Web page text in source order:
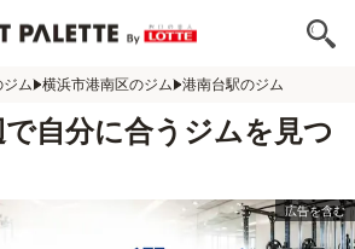
ム 横浜市港南区のジム 港南台駅のジム
自分に合うジムを見つ